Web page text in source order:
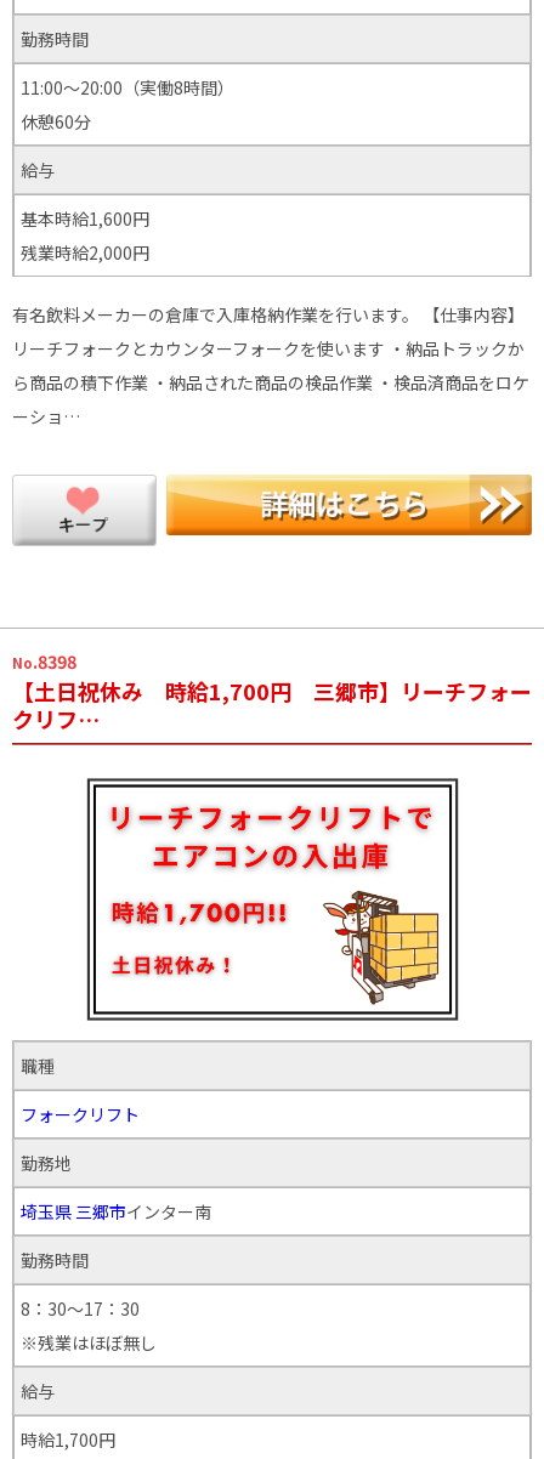
勤務時間
11:00～20:00（実働8時間）
休憩60分
給与
基本時給1,600円
残業時給2,000円
有名飲料メーカーの倉庫で入庫格納作業を行います。 【仕事内容】
リーチフォークとカウンターフォークを使います ・納品トラックか
ら商品の積下作業 ・納品された商品の検品作業 ・検品済商品をロケ
ーショ…
No.8398
【土日祝休み 時給1,700円 三郷市】リーチフォー
クリフ…
職種
フォークリフト
勤務地
埼玉県 三郷市インター南
勤務時間
8：30～17：30
※残業はほぼ無し
給与
時給1,700円